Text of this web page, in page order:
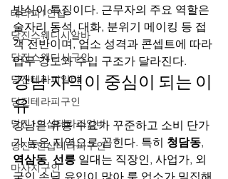
테라피1인샵
당진스웨디시알바
당진스웨디시구인
당진테라피알바
당진테라피구인
당진1인샵테라피알바
당진1인샵테라피구인
마사지구인
방식이 특징이다. 근무자의 주요 역할은
술자리 동석, 대화, 분위기 메이킹 등 접
객 전반이며, 업소 성격과 콘셉트에 따라
업무 강도와 수입 구조가 달라진다.
강남 지역이 중심이 되는 이
유
강남은 유흥 수요가 꾸준하고 소비 단가
가 높은 지역으로 꼽힌다. 특히 청담동,
역삼동, 선릉 일대는 직장인, 사업가, 외
국인 손님 유입이 많아 룸 업소가 밀집해